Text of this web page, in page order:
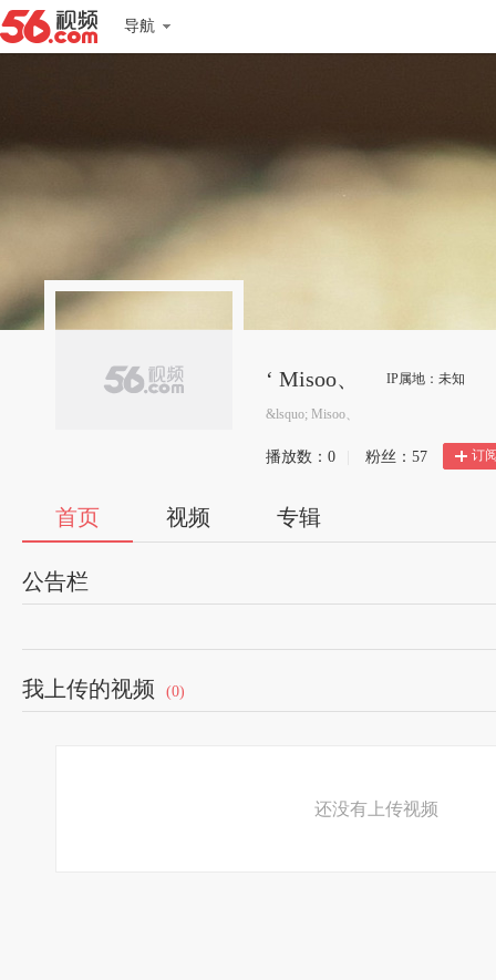
导航
‘ Misoo、 IP属地：未知
&lsquo; Misoo、
播放数： 0 粉丝： 57 订
首页 视频 专辑
公告栏
我上传的视频 (0)
还没有上传视频